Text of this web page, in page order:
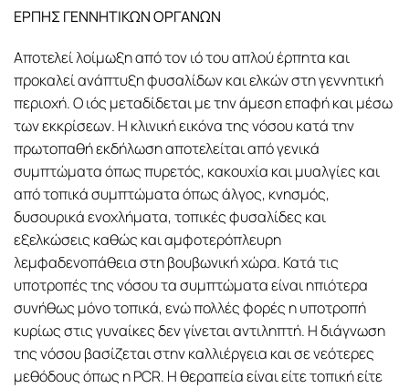
ΕΡΠΗΣ ΓΕΝΝΗΤΙΚΩΝ ΟΡΓΑΝΩΝ
Αποτελεί λοίμωξη από τον ιό του απλού έρπητα και
προκαλεί ανάπτυξη φυσαλίδων και ελκών στη γεννητική
περιοχή. Ο ιός μεταδίδεται με την άμεση επαφή και μέσω
των εκκρίσεων. Η κλινική εικόνα της νόσου κατά την
πρωτοπαθή εκδήλωση αποτελείται από γενικά
συμπτώματα όπως πυρετός, κακουχία και μυαλγίες και
από τοπικά συμπτώματα όπως άλγος, κνησμός,
δυσουρικά ενοχλήματα, τοπικές φυσαλίδες και
εξελκώσεις καθώς και αμφοτερόπλευρη
λεμφαδενοπάθεια στη βουβωνική χώρα. Κατά τις
υποτροπές της νόσου τα συμπτώματα είναι ηπιότερα
συνήθως μόνο τοπικά, ενώ πολλές φορές η υποτροπή
κυρίως στις γυναίκες δεν γίνεται αντιληπτή. Η διάγνωση
της νόσου βασίζεται στην καλλιέργεια και σε νεότερες
μεθόδους όπως η PCR. Η θεραπεία είναι είτε τοπική είτε